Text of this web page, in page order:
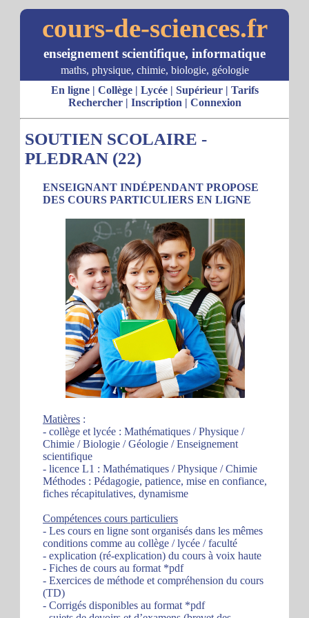
cours-de-sciences.fr
enseignement scientifique, informatique
maths, physique, chimie, biologie, géologie
En ligne| Collège| Lycée| Supérieur| Tarifs
Rechercher| Inscription | Connexion
SOUTIEN SCOLAIRE -
PLEDRAN (22)
ENSEIGNANT INDÉPENDANT PROPOSE
DES COURS PARTICULIERS EN LIGNE
Matières :
- collège et lycée : Mathématiques / Physique /
Chimie / Biologie / Géologie / Enseignement
scientifique
- licence L1 : Mathématiques / Physique / Chimie
Méthodes : Pédagogie, patience, mise en confiance,
fiches récapitulatives, dynamisme
Compétences cours particuliers
- Les cours en ligne sont organisés dans les mêmes
conditions comme au collège / lycée / faculté
- explication (ré-explication) du cours à voix haute
- Fiches de cours au format *pdf
- Exercices de méthode et compréhension du cours
(TD)
- Corrigés disponibles au format *pdf